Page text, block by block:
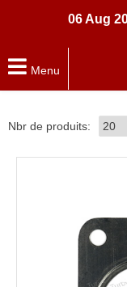
06 Aug 2026
Menu
Nbr de produits: